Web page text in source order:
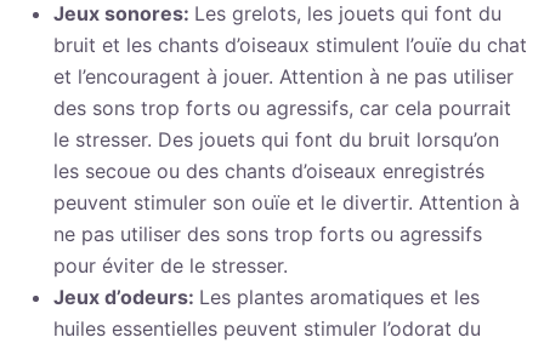
Jeux sonores: Les grelots, les jouets qui font du
bruit et les chants d’oiseaux stimulent l’ouïe du chat
et l’encouragent à jouer. Attention à ne pas utiliser
des sons trop forts ou agressifs, car cela pourrait
le stresser. Des jouets qui font du bruit lorsqu’on
les secoue ou des chants d’oiseaux enregistrés
peuvent stimuler son ouïe et le divertir. Attention à
ne pas utiliser des sons trop forts ou agressifs
pour éviter de le stresser.
Jeux d’odeurs: Les plantes aromatiques et les
huiles essentielles peuvent stimuler l’odorat du